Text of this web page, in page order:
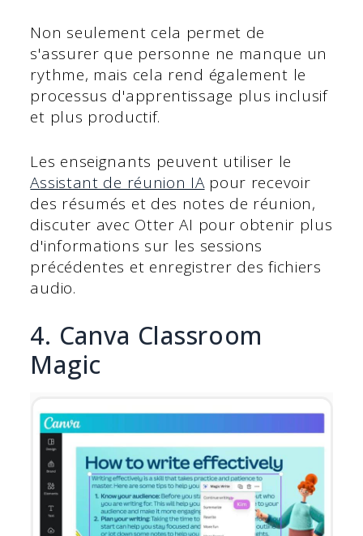
Non seulement cela permet de
s'assurer que personne ne manque un
rythme, mais cela rend également le
processus d'apprentissage plus inclusif
et plus productif.
Les enseignants peuvent utiliser le
Assistant de réunion IApour recevoir
des résumés et des notes de réunion,
discuter avec Otter AI pour obtenir plus
d'informations sur les sessions
précédentes et enregistrer des fichiers
audio.
4. Canva Classroom
Magic